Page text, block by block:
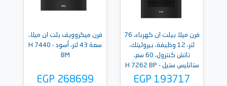
فرن ميلا بيلت ان كهرباء، 76
لتر، 12 وظيفة، بيروليتك،
تاتش كنترول، 60 سم،
ستانليس ستيل - H 7262 BP
EGP 193717
فرن ميكروويف بلت ان ميلا،
سعة 43 لتر، أسود - H 7440
BM
EGP 268699